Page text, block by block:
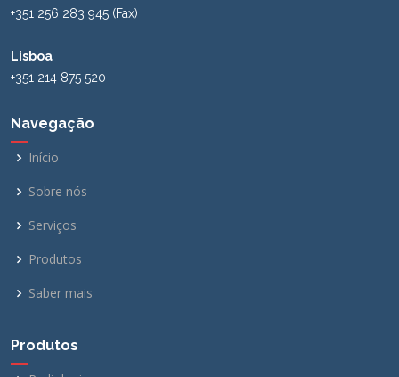
+351 256 283 945 (Fax)
Lisboa
+351 214 875 520
Navegação
Início
Sobre nós
Serviços
Produtos
Saber mais
Produtos